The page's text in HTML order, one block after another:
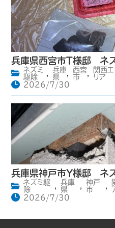
兵庫県西宮市T様邸 ネ
ネズミ
駆除
兵庫
県
,
西宮
市
関西エ
リア
2026/7/30
兵庫県神戸市Y様邸 ネ
ネズミ駆
除
,
兵庫
県
,
神戸
市
,
2026/7/30